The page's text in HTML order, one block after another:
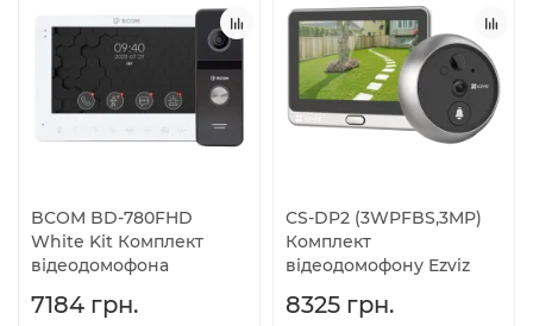
BCOM BD-780FHD
White Kit Комплект
відеодомофона
7184 грн.
CS-DP2 (3WPFBS,3MP)
Комплект
відеодомофону Ezviz
8325 грн.